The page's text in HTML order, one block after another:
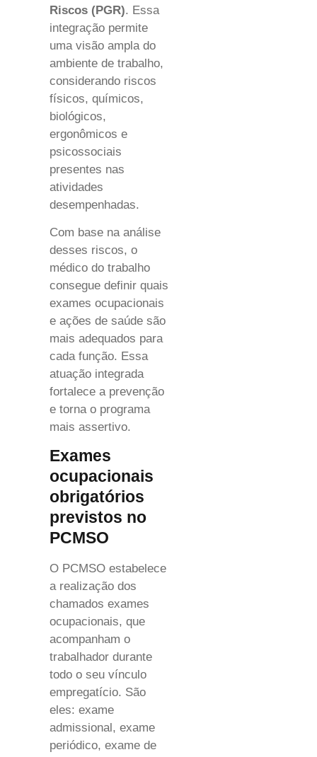
Riscos (PGR). Essa
integração permite
uma visão ampla do
ambiente de trabalho,
considerando riscos
físicos, químicos,
biológicos,
ergonômicos e
psicossociais
presentes nas
atividades
desempenhadas.
Com base na análise
desses riscos, o
médico do trabalho
consegue definir quais
exames ocupacionais
e ações de saúde são
mais adequados para
cada função. Essa
atuação integrada
fortalece a prevenção
e torna o programa
mais assertivo.
Exames
ocupacionais
obrigatórios
previstos no
PCMSO
O PCMSO estabelece
a realização dos
chamados exames
ocupacionais, que
acompanham o
trabalhador durante
todo o seu vínculo
empregatício. São
eles: exame
admissional, exame
periódico, exame de